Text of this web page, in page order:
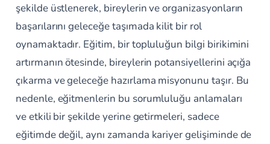
şekilde üstlenerek, bireylerin ve organizasyonların
başarılarını geleceğe taşımada kilit bir rol
oynamaktadır. Eğitim, bir topluluğun bilgi birikimini
artırmanın ötesinde, bireylerin potansiyellerini açığa
çıkarma ve geleceğe hazırlama misyonunu taşır. Bu
nedenle, eğitmenlerin bu sorumluluğu anlamaları
ve etkili bir şekilde yerine getirmeleri, sadece
eğitimde değil, aynı zamanda kariyer gelişiminde de